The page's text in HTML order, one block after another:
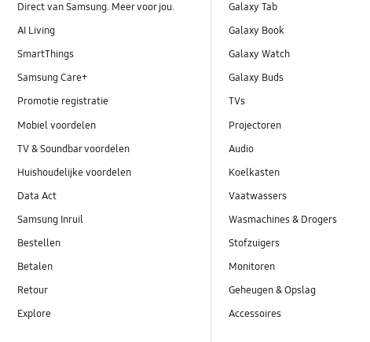
Direct van Samsung. Meer voor jou.
AI Living
SmartThings
Samsung Care+
Promotie registratie
Mobiel voordelen
TV & Soundbar voordelen
Huishoudelijke voordelen
Data Act
Samsung Inruil
Bestellen
Betalen
Retour
Explore
Galaxy Tab
Galaxy Book
Galaxy Watch
Galaxy Buds
TVs
Projectoren
Audio
Koelkasten
Vaatwassers
Wasmachines & Drogers
Stofzuigers
Monitoren
Geheugen & Opslag
Accessoires